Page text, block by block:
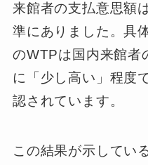
来館者の支払意思額
準にありました。具
のWTPは国内来館者
に「少し高い」程度
認されています。
この結果が示してい